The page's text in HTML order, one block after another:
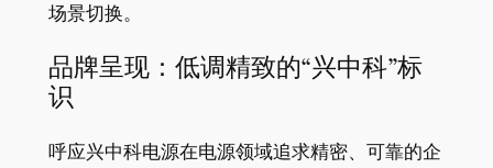
场景切换。
品牌呈现：低调精致的“兴中科”标
识
呼应兴中科电源在电源领域追求精密、可靠的企